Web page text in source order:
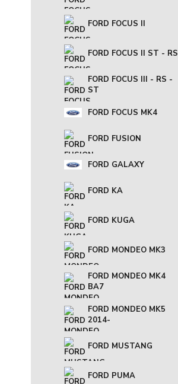
FORD FOCUS II
FORD FOCUS II ST - RS
FORD FOCUS III - RS -
ST
FORD FOCUS MK4
FORD FUSION
FORD GALAXY
FORD KA
FORD KUGA
FORD MONDEO MK3
FORD MONDEO MK4
BA7
FORD MONDEO MK5
2014-
FORD MUSTANG
FORD PUMA